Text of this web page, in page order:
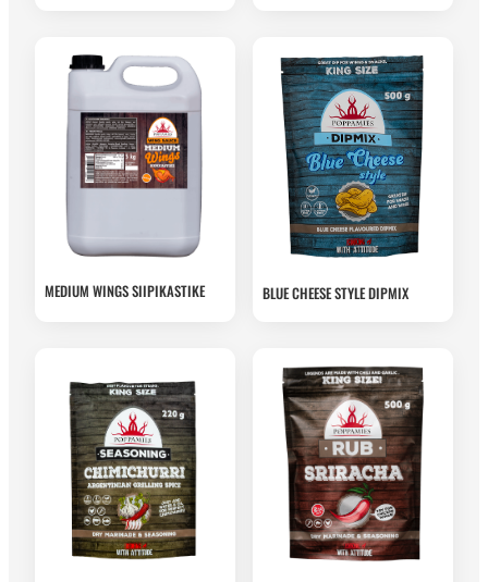
MEDIUM WINGS SIIPIKASTIKE BLUE CHEESE STYLE DIPMIX